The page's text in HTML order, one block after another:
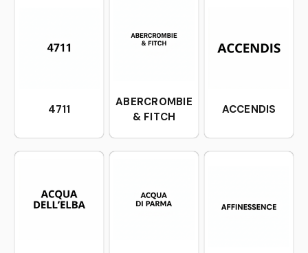
4711
ABERCROMBIE
& FITCH
ACCENDIS